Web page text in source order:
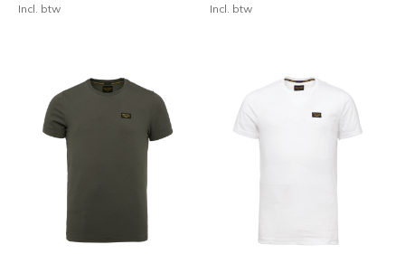
Incl. btw Incl. btw